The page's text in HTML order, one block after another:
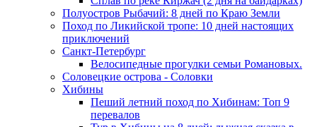
Полуостров Рыбачий: 8 дней по Краю Земли
Поход по Ликийской тропе: 10 дней настоящих
приключений
Санкт-Петербург
Велосипедные прогулки семьи Романовых.
Соловецкие острова - Соловки
Хибины
Пеший летний поход по Хибинам: Топ 9
перевалов